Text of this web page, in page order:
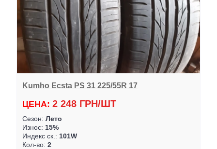
Kumho Ecsta PS 31 225/55R 17
ЦЕНА: 2 248 ГРН/ШТ
Сезон: Лето
Износ: 15%
Индекс ск.: 101W
Кол-во: 2